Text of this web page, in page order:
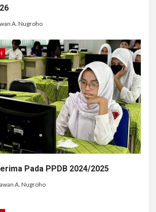
A. Nugroho
Pada PPDB 2024/2025
A. Nugroho